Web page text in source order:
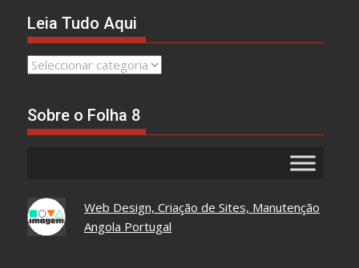
Leia Tudo Aqui
Leia
Sobre o Folha 8
Web Design, Criação de Sites, Manutenção
Angola Portugal